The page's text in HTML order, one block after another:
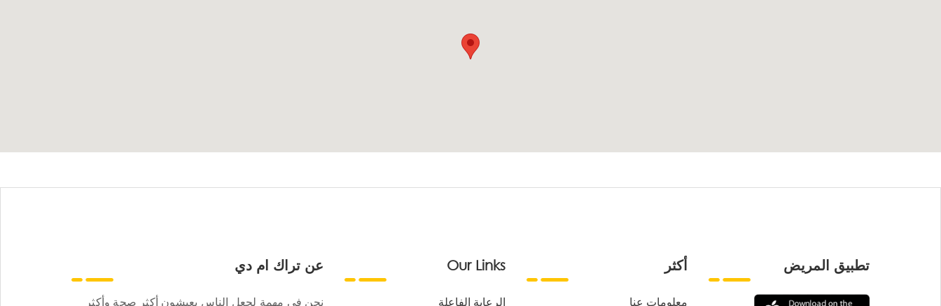
عن تراك ام دي
نحن في مهمة لجعل الناس يعيشون أكثر صحة وأكثر
Our Links
الرعاية الفاعلة
أكثر
معلومات عنا
تطبيق المريض